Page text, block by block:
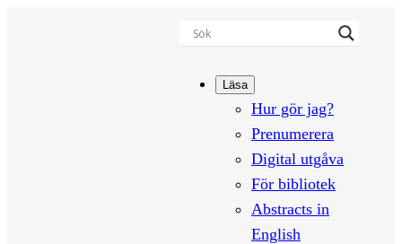
Läsa
Hur gör jag?
Prenumerera
Digital utgåva
För bibliotek
Abstracts in
English